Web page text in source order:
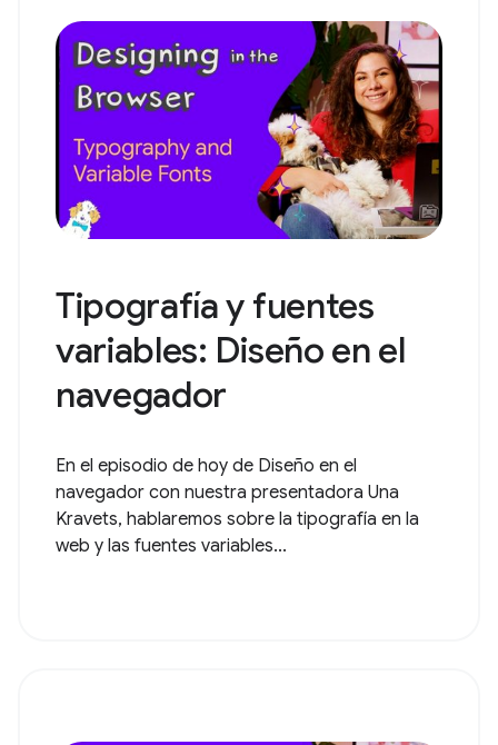
Tipografía y fuentes
variables: Diseño en el
navegador
En el episodio de hoy de Diseño en el
navegador con nuestra presentadora Una
Kravets, hablaremos sobre la tipografía en la
web y las fuentes variables...